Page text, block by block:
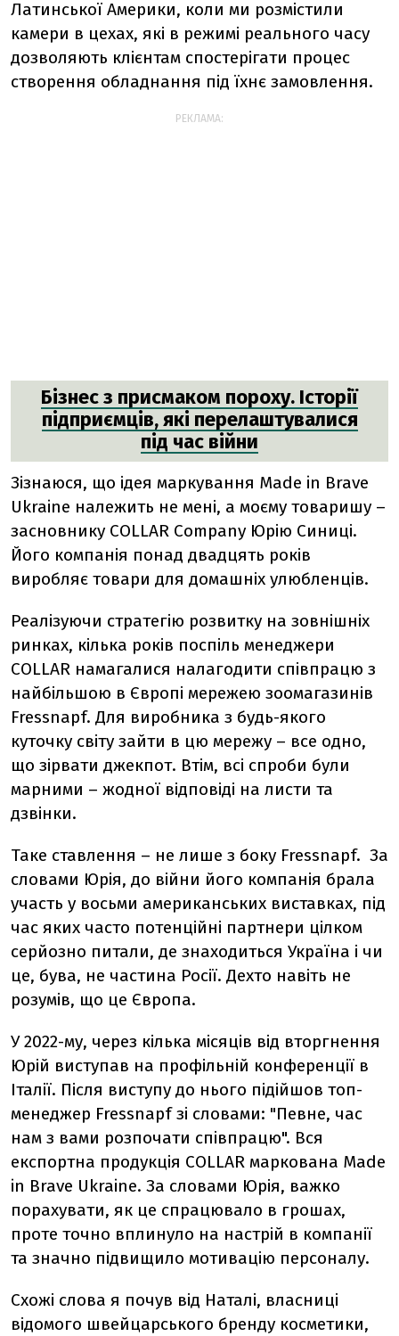
Латинської Америки, коли ми розмістили
камери в цехах, які в режимі реального часу
дозволяють клієнтам спостерігати процес
створення обладнання під їхнє замовлення.
РЕКЛАМА:
Бізнес з присмаком пороху. Історії
підприємців, які перелаштувалися
під час війни
Зізнаюся, що ідея маркування Made in Brave
Ukraine належить не мені, а моєму товаришу –
засновнику COLLAR Company Юрію Синиці.
Його компанія понад двадцять років
виробляє товари для домашніх улюбленців.
Реалізуючи стратегію розвитку на зовнішніх
ринках, кілька років поспіль менеджери
COLLAR намагалися налагодити співпрацю з
найбільшою в Європі мережею зоомагазинів
Fressnapf. Для виробника з будь-якого
куточку світу зайти в цю мережу – все одно,
що зірвати джекпот. Втім, всі спроби були
марними – жодної відповіді на листи та
дзвінки.
Таке ставлення – не лише з боку Fressnapf. За
словами Юрія, до війни його компанія брала
участь у восьми американських виставках, під
час яких часто потенційні партнери цілком
серйозно питали, де знаходиться Україна і чи
це, бува, не частина Росії. Дехто навіть не
розумів, що це Європа.
У 2022-му, через кілька місяців від вторгнення
Юрій виступав на профільній конференції в
Італії. Після виступу до нього підійшов топ-
менеджер Fressnapf зі словами: "Певне, час
нам з вами розпочати співпрацю". Вся
експортна продукція COLLAR маркована Made
in Brave Ukraine. За словами Юрія, важко
порахувати, як це спрацювало в грошах,
проте точно вплинуло на настрій в компанії
та значно підвищило мотивацію персоналу.
Схожі слова я почув від Наталі, власниці
відомого швейцарського бренду косметики,